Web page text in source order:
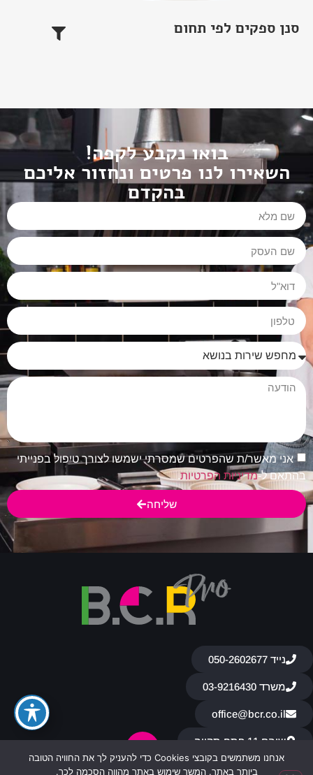
סנן ספקים לפי תחום
בואו נקבע לקפה!
השאירו לנו פרטים ונחזור אליכם
בהקדם
אני מאשר/ת שהפרטים שמסרתי ישמשו לצורך טיפול בפנייתי
בהתאם ל-מדיניות הפרטיות.
שליחה
נייד 050-2602677
משרד 03-9216430​
office@bcr.co.il
שוהם 11 פתח תקווה
אנחנו משתמשים בקובצי Cookies כדי להעניק לך את החוויה הטובה
ביותר באתר. המשך שימוש באתר מהווה הסכמה לכך.